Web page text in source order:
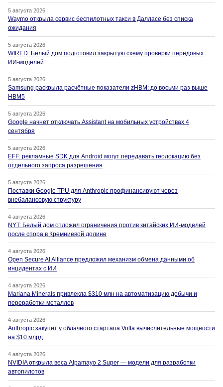
5 августа 2026
Waymo открыла сервис беспилотных такси в Далласе без списка
ожидания
5 августа 2026
WIRED: Белый дом подготовил закрытую схему проверки передовых
ИИ-моделей
5 августа 2026
Samsung раскрыла расчётные показатели zHBM: до восьми раз выше
HBM5
5 августа 2026
Google начнет отключать Assistant на мобильных устройствах 4
сентября
5 августа 2026
EFF: рекламные SDK для Android могут передавать геолокацию без
отдельного запроса разрешения
5 августа 2026
Поставки Google TPU для Anthropic профинансируют через
внебалансовую структуру
4 августа 2026
NYT: Белый дом отложил ограничения против китайских ИИ-моделей
после спора в Кремниевой долине
4 августа 2026
Open Secure AI Alliance предложил механизм обмена данными об
инцидентах с ИИ
4 августа 2026
Mariana Minerals привлекла $310 млн на автоматизацию добычи и
переработки металлов
4 августа 2026
Anthropic закупит у облачного стартапа Volta вычислительные мощности
на $10 млрд
4 августа 2026
NVIDIA открыла веса Alpamayo 2 Super — модели для разработки
автопилотов